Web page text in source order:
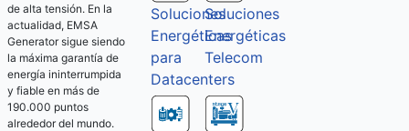
de alta tensión. En la
actualidad, EMSA
Generator sigue siendo
la máxima garantía de
energía ininterrumpida
y fiable en más de
190.000 puntos
alrededor del mundo.
Soluciones
Energéticas
para
Datacenters
Soluciones
Energéticas
Telecom